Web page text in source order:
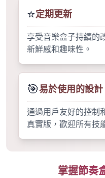
⭐定期更新
享受音樂盒子持續的
新鮮感和趣味性。
🎯易於使用的設計
通過用戶友好的控制
真實版，歡迎所有技
掌握節奏